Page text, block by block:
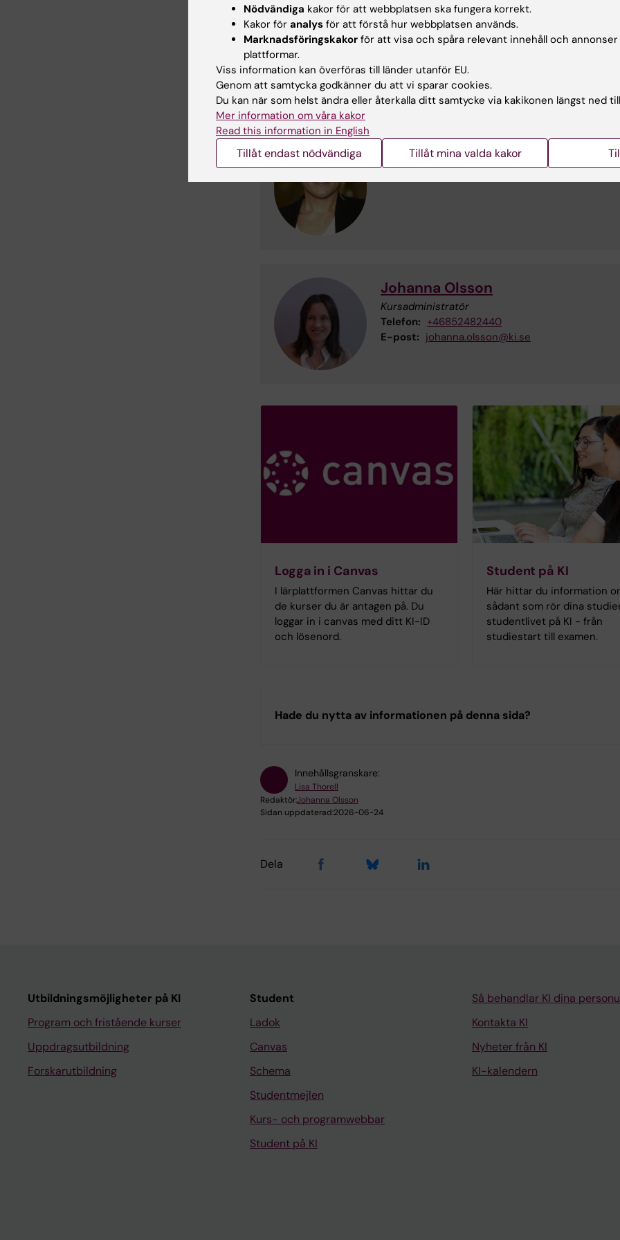
Kursanalys 1QA141 ADHD och associerade svårigheter - teori
praktik VT26 (Word, 60.94 KB)
Kontaktuppgifter
Kursansvarig
E-post: lisa.thorell@ki.se
Johanna Olsson
Kursadministratör
Telefon: +46852482440
E-post: johanna.olsson@ki.se
Logga in i Canvas
I lärplattformen Canvas hittar du
de kurser du är antagen på. Du
loggar in i canvas med ditt KI-ID
och lösenord.
Student på KI
Här hittar du information
sådant som rör dina
studentlivet på KI - från
studiestart till examen.
Hade du nytta av informationen på denna sida?
Innehållsgranskare:
Lisa Thorell
Redaktör:Johanna Olsson
Sidan uppdaterad:2026-06-24
Dela
Utbildningsmöjligheter på KI
Program och fristående kurser
Uppdragsutbildning
Forskarutbildning
Student
Ladok
Canvas
Schema
Studentmejlen
Kurs- och programwebbar
Student på KI
Så behandlar KI dina
Kontakta KI
Nyheter från KI
KI-kalendern
Nödvändiga kakor för att webbplatsen ska fungera korrekt.
Kakor för analys för att förstå hur webbplatsen används.
Marknadsföringskakor för att visa och spåra relevant innehåll och
plattformar.
Viss information kan överföras till länder utanför EU.
Genom att samtycka godkänner du att vi sparar cookies.
Du kan när som helst ändra eller återkalla ditt samtycke via kakikonen längst ned
Mer information om våra kakor
Read this information in English
Tillåt endast nödvändiga Tillåt mina valda kakor